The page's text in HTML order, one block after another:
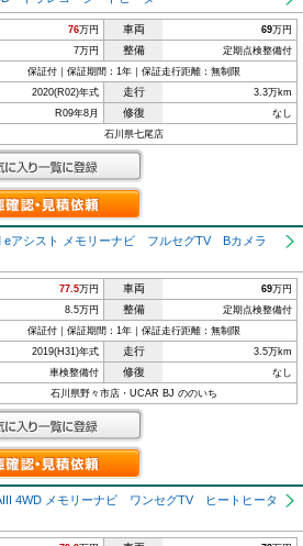
76万円 車両 69万円
7万円 整備 定期点検整備付
保証付｜保証期間：1年｜保証走行距離：無制限
2020(R02)年式 走行 3.3万km
R09年8月 修復 なし
石川県七尾店
eアシスト メモリーナビ フルセグTV Bカメラ
77.5万円 車両 69万円
8.5万円 整備 定期点検整備付
保証付｜保証期間：1年｜保証走行距離：無制限
2019(H31)年式 走行 3.5万km
車検整備付 修復 なし
石川県野々市店・UCAR BJ ののいち
4WD メモリーナビ ワンセグTV ヒートヒータ